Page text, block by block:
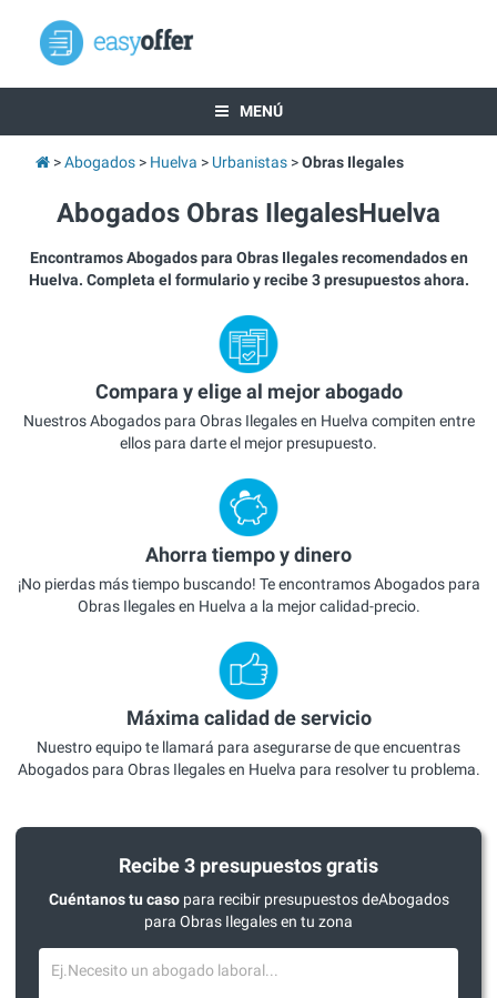
MENÚ
Abogados Huelva Urbanistas Obras Ilegales
Abogados Obras IlegalesHuelva
Encontramos Abogados para Obras Ilegales recomendados en
Huelva. Completa el formulario y recibe 3 presupuestos ahora.
Compara y elige al mejor abogado
Nuestros Abogados para Obras Ilegales en Huelva compiten entre
ellos para darte el mejor presupuesto.
Ahorra tiempo y dinero
¡No pierdas más tiempo buscando! Te encontramos Abogados para
Obras Ilegales en Huelva a la mejor calidad-precio.
Máxima calidad de servicio
Nuestro equipo te llamará para asegurarse de que encuentras
Abogados para Obras Ilegales en Huelva para resolver tu problema.
Recibe 3 presupuestos gratis
Cuéntanos tu casopara recibir presupuestos deAbogados
para Obras Ilegales en tu zona